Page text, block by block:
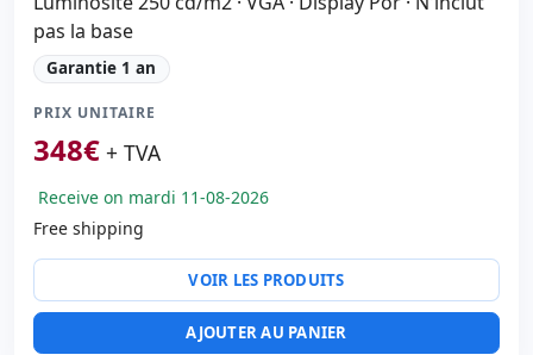
pas la base
Garantie 1 an
PRIX UNITAIRE
348€ + TVA
Receive on mardi 11-08-2026
Free shipping
VOIR LES PRODUITS
AJOUTER AU PANIER